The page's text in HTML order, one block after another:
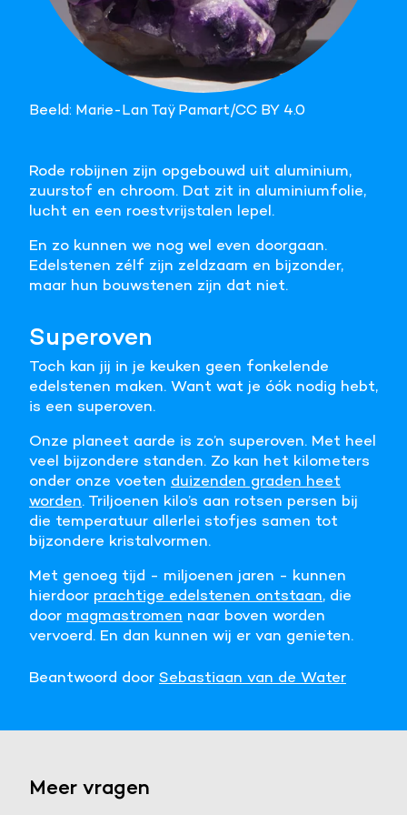
Beeld: Marie-Lan Taÿ Pamart/CC BY 4.0
Rode robijnen zijn opgebouwd uit aluminium,
zuurstof en chroom. Dat zit in aluminiumfolie,
lucht en een roestvrijstalen lepel.
En zo kunnen we nog wel even doorgaan.
Edelstenen zélf zijn zeldzaam en bijzonder,
maar hun bouwstenen zijn dat niet.
Superoven
Toch kan jij in je keuken geen fonkelende
edelstenen maken. Want wat je óók nodig hebt,
is een superoven.
Onze planeet aarde is zo’n superoven. Met heel
veel bijzondere standen. Zo kan het kilometers
onder onze voeten duizenden graden heet
worden. Triljoenen kilo’s aan rotsen persen bij
die temperatuur allerlei stofjes samen tot
bijzondere kristalvormen.
Met genoeg tijd - miljoenen jaren - kunnen
hierdoor prachtige edelstenen ontstaan, die
door magmastromen naar boven worden
vervoerd. En dan kunnen wij er van genieten.
Beantwoord door Sebastiaan van de Water
Meer vragen